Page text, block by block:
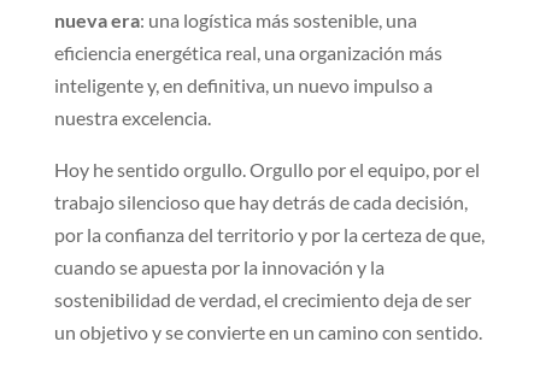
nueva era: una logística más sostenible, una
eficiencia energética real, una organización más
inteligente y, en definitiva, un nuevo impulso a
nuestra excelencia.
Hoy he sentido orgullo. Orgullo por el equipo, por el
trabajo silencioso que hay detrás de cada decisión,
por la confianza del territorio y por la certeza de que,
cuando se apuesta por la innovación y la
sostenibilidad de verdad, el crecimiento deja de ser
un objetivo y se convierte en un camino con sentido.